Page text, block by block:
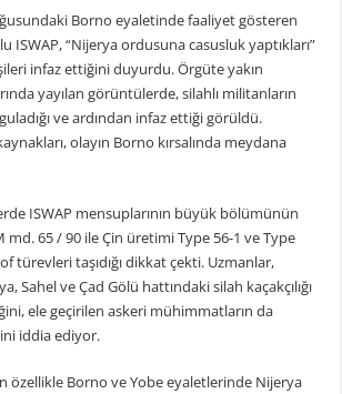
Borno eyaletinde faaliyet gösteren
ISWAP, “Nijerya ordusuna casusluk yaptıkları”
infaz ettiğini duyurdu. Örgüte yakın
yayılan görüntülerde, silahlı militanların
ve ardından infaz ettiği görüldü.
olayın Borno kırsalında meydana
ISWAP mensuplarının büyük bölümünün
md. 65 / 90 ile Çin üretimi Type 56-1 ve Type
türevleri taşıdığı dikkat çekti. Uzmanlar,
Sahel ve Çad Gölü hattındaki silah kaçakçılığı
ele geçirilen askeri mühimmatların da
iddia ediyor.
özellikle Borno ve Yobe eyaletlerinde Nijerya